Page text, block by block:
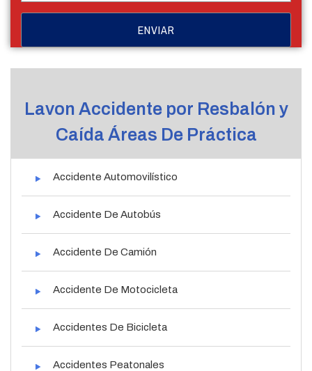
Lavon Accidente por Resbalón y
Caída Áreas De Práctica
Accidente Automovilístico
Accidente De Autobús
Accidente De Camión
Accidente De Motocicleta
Accidentes De Bicicleta
Accidentes Peatonales